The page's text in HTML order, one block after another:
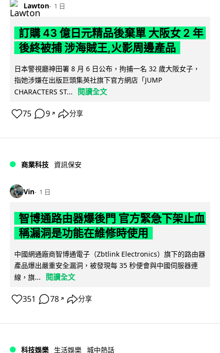
Lawton 1 日
訂購 43 億日元精品後棄單 大阪女 2 年
後終被捕 涉海賊王,火影周邊產品
日本警視廳神田署 8 月 6 日公布，拘捕一名 32 歲大阪女子，
指她涉嫌在出版巨頭集英社旗下官方網店「JUMP
CHARACTERS ST...
閱讀全文
75 9 ↗ 分享
商業科技 資訊保安
Vin 1 日
智博通路由器爆後門 官方緊急下架止血
稱漏洞是功能在維修時使用
中國網通廠商智博通電子（Zbtlink Electronics）旗下的路由器
產品爆出嚴重安全漏洞，被發現每 35 秒便會與中國伺服器連
線，旗...
閱讀全文
351 78 ↗ 分享
科技娛樂 生活娛樂 城中熱話